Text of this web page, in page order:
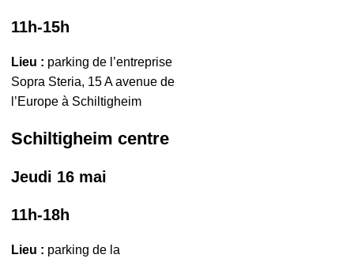
11h-15h
Lieu : parking de l’entreprise
Sopra Steria, 15 A avenue de
l’Europe à Schiltigheim
Schiltigheim centre
Jeudi 16 mai
11h-18h
Lieu : parking de la